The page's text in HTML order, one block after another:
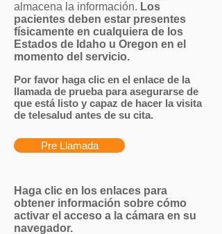
almacena la información. Los
pacientes deben estar presentes
físicamente en cualquiera de los
Estados de Idaho u Oregon en el
momento del servicio.
Por favor haga clic en el enlace de la
llamada de prueba para asegurarse de
que está listo y capaz de hacer la visita
de telesalud antes de su cita.
Pre Llamada
Haga clic en los enlaces para
obtener información sobre cómo
activar el acceso a la cámara en su
navegador.